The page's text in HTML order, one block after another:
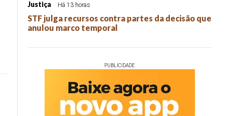
Justiça Há 13 horas
STF julga recursos contra partes da decisão que
anulou marco temporal
PUBLICIDADE